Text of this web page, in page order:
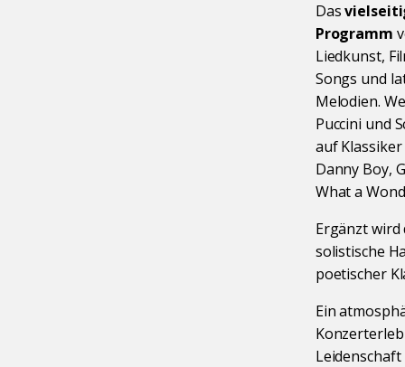
Das
Programm
Liedkunst,
Songs und
Melodien.
Puccini und
auf
Danny Boy,
What a
Ergänzt wird
solistische
poetischer
Ein